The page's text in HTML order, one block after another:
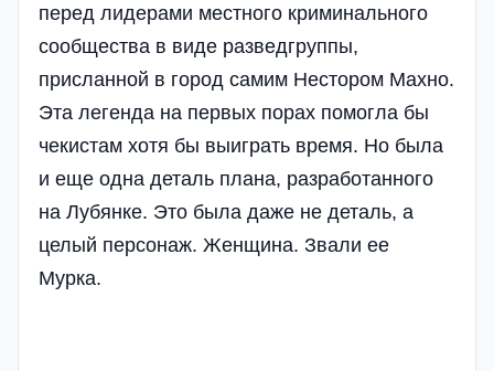
перед лидерами местного криминального
сообщества в виде разведгруппы,
присланной в город самим Нестором Махно.
Эта легенда на первых порах помогла бы
чекистам хотя бы выиграть время. Но была
и еще одна деталь плана, разработанного
на Лубянке. Это была даже не деталь, а
целый персонаж. Женщина. Звали ее
Мурка.